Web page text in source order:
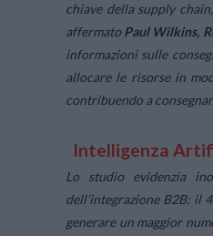
chiave della supply
affermato Paul Wilkins,
informazioni sulle
allocare le risorse in
contribuendo a
Intelligenza
Lo studio evidenzia
dell’integrazione B2B: il
generare un maggior